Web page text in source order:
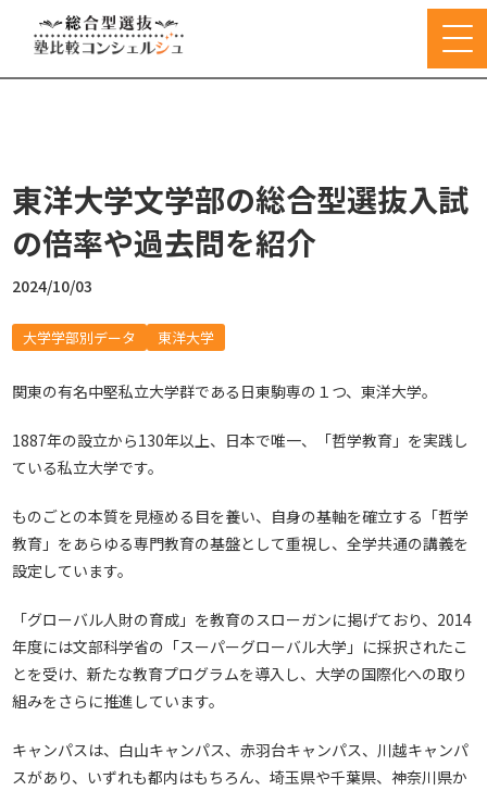
東洋大学文学部の総合型選抜入試
の倍率や過去問を紹介
2024/10/03
大学学部別データ 東洋大学
関東の有名中堅私立大学群である日東駒専の１つ、東洋大学。
1887年の設立から130年以上、日本で唯一、「哲学教育」を実践し
ている私立大学です。
ものごとの本質を見極める目を養い、自身の基軸を確立する「哲学
教育」をあらゆる専門教育の基盤として重視し、全学共通の講義を
設定しています。
「グローバル人財の育成」を教育のスローガンに掲げており、2014
年度には文部科学省の「スーパーグローバル大学」に採択されたこ
とを受け、新たな教育プログラムを導入し、大学の国際化への取り
組みをさらに推進しています。
キャンパスは、白山キャンパス、赤羽台キャンパス、川越キャンパ
スがあり、いずれも都内はもちろん、埼玉県や千葉県、神奈川県か